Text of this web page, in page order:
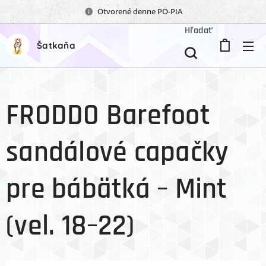
Otvorené denne PO-PIA
Šatkaňa
Hľadať
FRODDO Barefoot
sandálové capačky
pre bábätká – Mint
(vel. 18–22)